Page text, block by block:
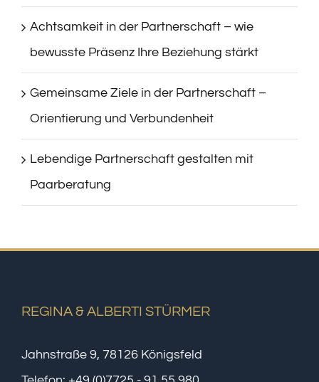
Achtsamkeit in der Partnerschaft – wie
bewusste Präsenz Ihre Beziehung stärkt
Gemeinsame Ziele in der Partnerschaft –
Orientierung und Verbundenheit
Lebendige Partnerschaft gestalten mit
Paarberatung
REGINA & ALBERTI STÜRMER
Jahnstraße 9, 78126 Königsfeld